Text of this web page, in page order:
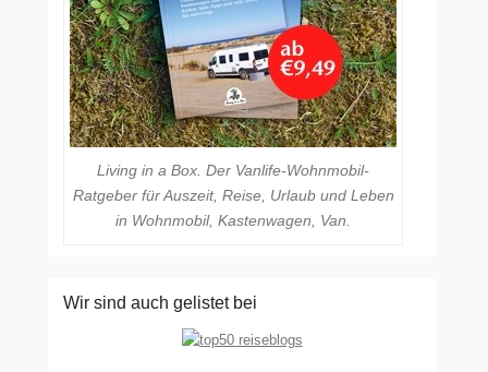
Living in a Box. Der Vanlife-Wohnmobil-
Ratgeber für Auszeit, Reise, Urlaub und Leben
in Wohnmobil, Kastenwagen, Van.
Wir sind auch gelistet bei